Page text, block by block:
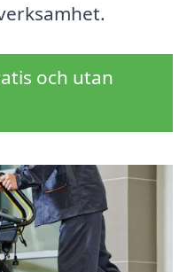
och utan